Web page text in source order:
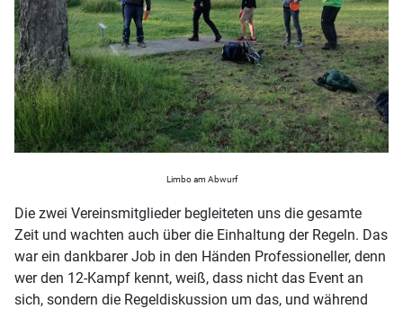
Limbo am Abwurf
Die zwei Vereinsmitglieder begleiteten uns die gesamte
Zeit und wachten auch über die Einhaltung der Regeln. Das
war ein dankbarer Job in den Händen Professioneller, denn
wer den 12-Kampf kennt, weiß, dass nicht das Event an
sich, sondern die Regeldiskussion um das, und während